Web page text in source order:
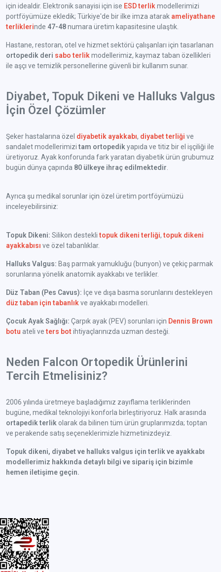
için idealdir. Elektronik sanayisi için ise ESD terlik modellerimizi
portföyümüze ekledik; Türkiye'de bir ilke imza atarak ameliyathane
terliklerinde 47-48numara üretim kapasitesine ulaştık.
Hastane, restoran, otel ve hizmet sektörü çalışanları için tasarlanan
ortopedik deri sabo terlik modellerimiz, kaymaz taban özellikleri
ile aşçı ve temizlik personellerine güvenli bir kullanım sunar.
Diyabet, Topuk Dikeni ve Halluks Valgus
İçin Özel Çözümler
Şeker hastalarına özel diyabetik ayakkabı, diyabet terliği ve
sandalet modellerimizi tam ortopedik yapıda ve titiz bir el işçiliği ile
üretiyoruz. Ayak konforunda fark yaratan diyabetik ürün grubumuz
bugün dünya çapında 80 ülkeye ihraç edilmektedir
Ayrıca şu medikal sorunlar için özel üretim portföyümüzü
inceleyebilirsiniz:
Topuk Dikeni: Silikon desteklitopuk dikeni terliği,topuk dikeni
ayakkabısı ve özel tabanlıklar.
Halluks Valgus: Baş parmak yamukluğu (bunyon) ve çekiç parmak
sorunlarına yönelik anatomik ayakkabı ve terlikler.
Düz Taban (Pes Cavus): İçe ve dışa basma sorunlarını destekleyen
düz taban için tabanlık ve ayakkabı modelleri.
Çocuk Ayak Sağlığı: Çarpık ayak (PEV) sorunları için Dennis Brown
botu ateli veters bot ihtiyaçlarınızda uzman desteği.
Neden Falcon Ortopedik Ürünlerini
Tercih Etmelisiniz?
2006 yılında üretmeye başladığımız zayıflama terliklerinden
bugüne, medikal teknolojiyi konforla birleştiriyoruz. Halk arasında
ortapedik terlik olarak da bilinen tüm ürün gruplarımızda; toptan
ve perakende satış seçeneklerimizle hizmetinizdeyiz.
Topuk dikeni, diyabet ve halluks valgus için terlik ve ayakkabı
modellerimiz hakkında detaylı bilgi ve sipariş için bizimle
hemen iletişime geçin.